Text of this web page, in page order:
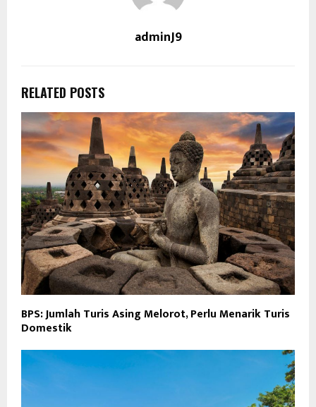
adminJ9
RELATED POSTS
BPS: Jumlah Turis Asing Melorot, Perlu Menarik Turis
Domestik